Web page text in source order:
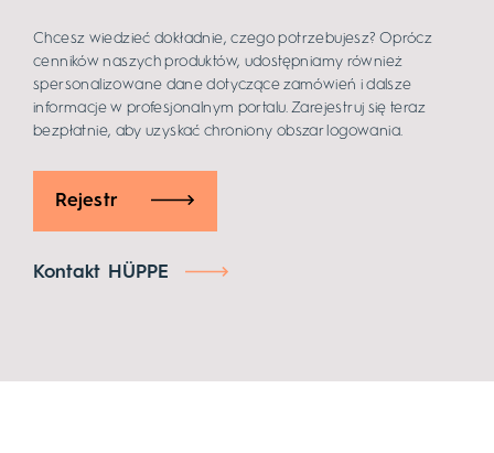
Chcesz wiedzieć dokładnie, czego potrzebujesz? Oprócz
cenników naszych produktów, udostępniamy również
spersonalizowane dane dotyczące zamówień i dalsze
informacje w profesjonalnym portalu. Zarejestruj się teraz
bezpłatnie, aby uzyskać chroniony obszar logowania.
Rejestr
Kontakt HÜPPE